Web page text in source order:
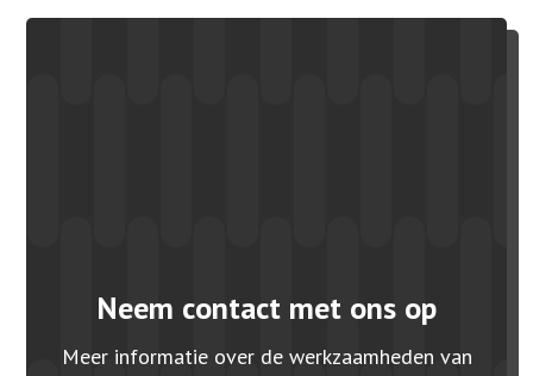
Neem contact met ons op
Meer informatie over de werkzaamheden van